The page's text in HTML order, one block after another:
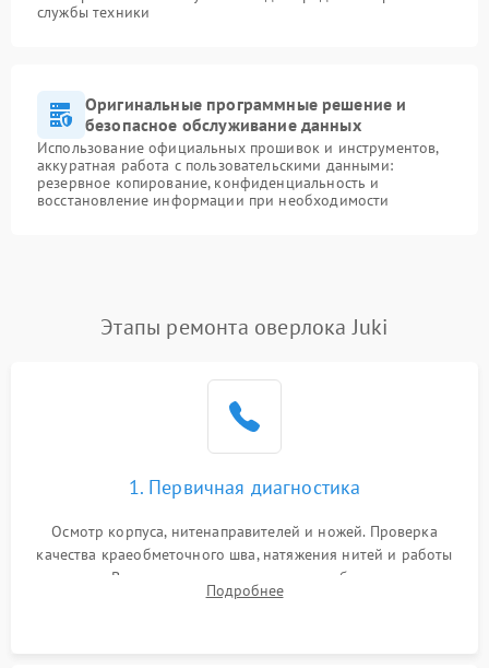
службы техники
Оригинальные программные решение и
безопасное обслуживание данных
Использование официальных прошивок и инструментов,
аккуратная работа с пользовательскими данными:
резервное копирование, конфиденциальность и
восстановление информации при необходимости
Этапы ремонта оверлока Juki
1. Первичная диагностика
Осмотр корпуса, нитенаправителей и ножей. Проверка
качества краеобметочного шва, натяжения нитей и работы
педали. Выявление пропусков стежков, обрывов нити,
заклинивания или тупого среза ткани на тестовом образце.
Подробнее